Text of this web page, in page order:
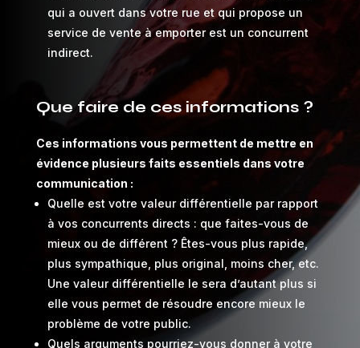
qui a ouvert dans votre rue et qui propose un
service de vente à emporter est un concurrent
indirect.
Que faire de ces informations ?
Ces informations vous permettent de mettre en
évidence plusieurs faits essentiels dans votre
communication :
Quelle est votre valeur différentielle par rapport
à vos concurrents directs : que faites-vous de
mieux ou de différent ? Êtes-vous plus rapide,
plus sympathique, plus original, moins cher, etc.
Une valeur différentielle le sera d’autant plus si
elle vous permet de résoudre encore mieux le
problème de votre public.
Quels arguments pourriez-vous donner à votre